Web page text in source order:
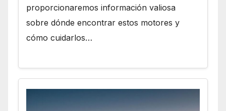
proporcionaremos información valiosa
sobre dónde encontrar estos motores y
cómo cuidarlos…